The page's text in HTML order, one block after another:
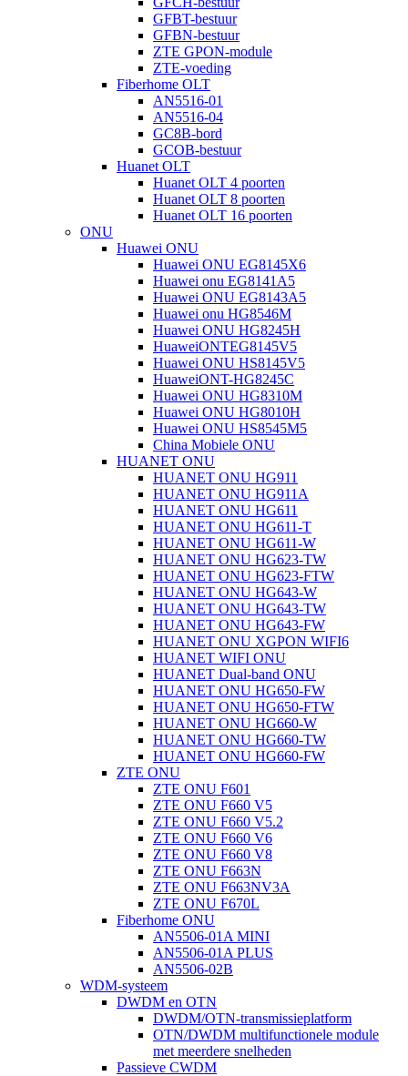
GFBT-bestuur
GFBN-bestuur
ZTE GPON-module
ZTE-voeding
Fiberhome OLT
AN5516-01
AN5516-04
GC8B-bord
GCOB-bestuur
Huanet OLT
Huanet OLT 4 poorten
Huanet OLT 8 poorten
Huanet OLT 16 poorten
ONU
Huawei ONU
Huawei ONU EG8145X6
Huawei onu EG8141A5
Huawei ONU EG8143A5
Huawei onu HG8546M
Huawei ONU HG8245H
HuaweiONTEG8145V5
Huawei ONU HS8145V5
HuaweiONT-HG8245C
Huawei ONU HG8310M
Huawei ONU HG8010H
Huawei ONU HS8545M5
China Mobiele ONU
HUANET ONU
HUANET ONU HG911
HUANET ONU HG911A
HUANET ONU HG611
HUANET ONU HG611-T
HUANET ONU HG611-W
HUANET ONU HG623-TW
HUANET ONU HG623-FTW
HUANET ONU HG643-W
HUANET ONU HG643-TW
HUANET ONU HG643-FW
HUANET ONU XGPON WIFI6
HUANET WIFI ONU
HUANET Dual-band ONU
HUANET ONU HG650-FW
HUANET ONU HG650-FTW
HUANET ONU HG660-W
HUANET ONU HG660-TW
HUANET ONU HG660-FW
ZTE ONU
ZTE ONU F601
ZTE ONU F660 V5
ZTE ONU F660 V5.2
ZTE ONU F660 V6
ZTE ONU F660 V8
ZTE ONU F663N
ZTE ONU F663NV3A
ZTE ONU F670L
Fiberhome ONU
AN5506-01A MINI
AN5506-01A PLUS
AN5506-02B
WDM-systeem
DWDM en OTN
DWDM/OTN-transmissieplatform
OTN/DWDM multifunctionele module
met meerdere snelheden
Passieve CWDM